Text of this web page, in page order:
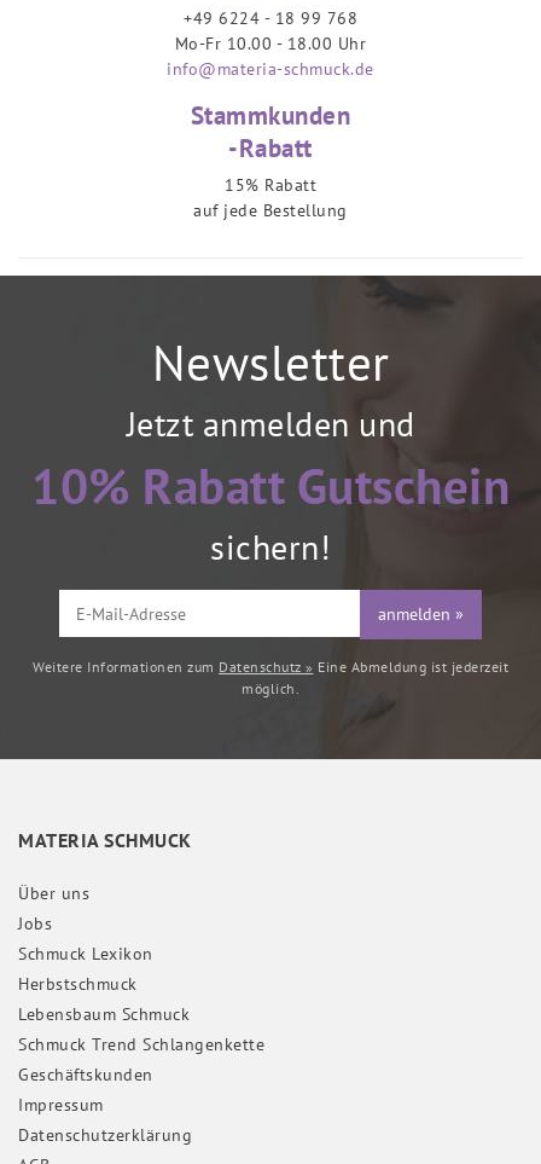
+49 6224 - 18 99 768
Mo-Fr 10.00 - 18.00 Uhr
info@materia-schmuck.de
Stammkunden
-Rabatt
15% Rabatt
auf jede Bestellung
Newsletter
Jetzt anmelden und
10% Rabatt Gutschein
sichern!
anmelden »
Weitere Informationen zum Datenschutz » Eine Abmeldung ist jederzeit
möglich.
MATERIA SCHMUCK
Über uns
Jobs
Schmuck Lexikon
Herbstschmuck
Lebensbaum Schmuck
Schmuck Trend Schlangenkette
Geschäftskunden
Impressum
Daten­schutz­erklärung